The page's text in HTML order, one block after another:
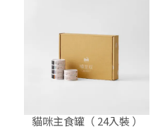
貓咪主食罐（ 24入裝 ）